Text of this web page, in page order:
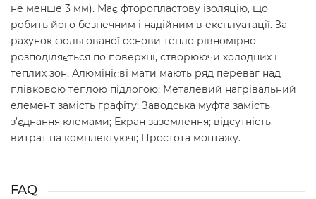
не менше 3 мм). Має фторопластову ізоляцію, що
робить його безпечним і надійним в експлуатації. За
рахунок фольгованої основи тепло рівномірно
розподіляється по поверхні, створюючи холодних і
теплих зон. Алюмінієві мати мають ряд переваг над
плівковою теплою підлогою: Металевий нагрівальний
елемент замість графіту; Заводська муфта замість
з'єднання клемами; Екран заземлення; відсутність
витрат на комплектуючі; Простота монтажу.
FAQ